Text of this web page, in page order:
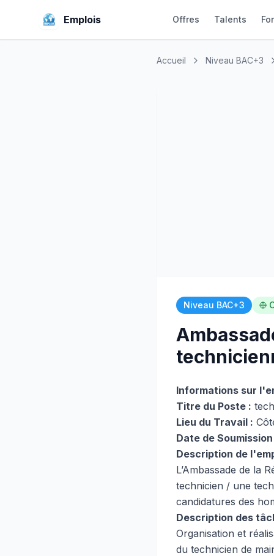
Emplois Offres Talents
Accueil Niveau BAC+3
Niveau BAC+3
Informations sur
Titre du Poste :
Lieu du Travail :
Date de Soumission
Description de
L’Ambassade de la
technicien / une
candidatures des
Description des
Organisation et
du technicien de